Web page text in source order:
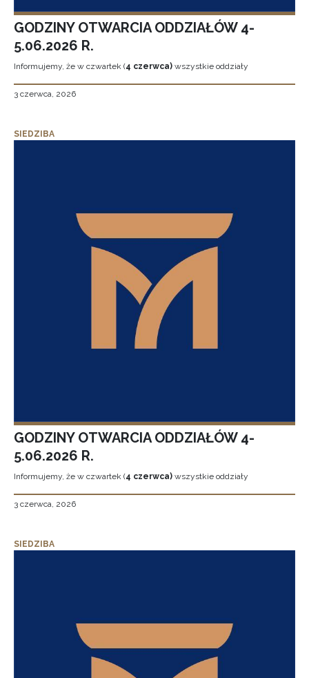
GODZINY OTWARCIA ODDZIAŁÓW 4-
5.06.2026 R.
Informujemy, że w czwartek (4 czerwca) wszystkie oddziały
3 czerwca, 2026
SIEDZIBA
GODZINY OTWARCIA ODDZIAŁÓW 4-
5.06.2026 R.
Informujemy, że w czwartek (4 czerwca) wszystkie oddziały
3 czerwca, 2026
SIEDZIBA